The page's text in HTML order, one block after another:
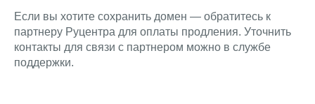
Если вы хотите сохранить домен — обратитесь к
партнеру Руцентра для оплаты продления. Уточнить
контакты для связи с партнером можно в службе
поддержки.